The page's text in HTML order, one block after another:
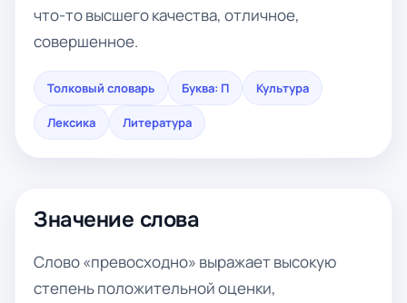
что-то высшего качества, отличное,
совершенное.
Толковый словарь Буква: П Культура
Лексика Литература
Значение слова
Слово «превосходно» выражает высокую
степень положительной оценки,